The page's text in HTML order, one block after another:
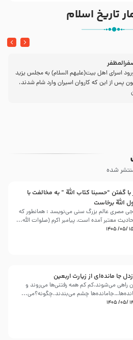
تاریخ اسلام
ورود اسراى اهل بیت‌(علیهم السلام) به مجلس یزید
پس از این كه كاروان اسیران وارد شام شدند،
شده
گفتن “حسبنا كتاب اللّه ” به مخالفت با
اللّه برخاست
خفاجی مصری عالم بزرگ سنی می‌نویسد : همانطور که
معتبر آمده است، پیامبر اکرم (صلوات اللّه...
۱۴۰۵
جا مانده‌ای از زیارت اربعین
راهی می‌شوند،کم‌ کم همه رفتنی‌ها می‌روند و
چشم می‌بندند.چگونه؟می‌...
۱۴۰۵